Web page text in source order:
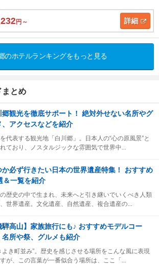
円～ 詳細
のホテルランキングをもっと見る
まとめ
郷観光を徹底サポート！ 絶対外せない名所やグ
、アクセスなどを紹介
代表する観光地「白川郷」。日本人の“心の原風景”と
ており、ノスタルジックな雰囲気で世界中...
か必ず行きたい日本の世界遺産特集！ おすすめ
＆一覧を紹介
歴史の中で生まれ、未来へと引き継いでいくべき人類
世界遺産。文化遺産、自然遺産、複合遺産の...
騨高山】家族旅行にも♪ おすすめモデルコー
名所や祭、グルメも紹介
よき町並み”。歴史を感じさせる場所をこんな風に表現
が、この言葉が一番似合う場所は、ここ「...